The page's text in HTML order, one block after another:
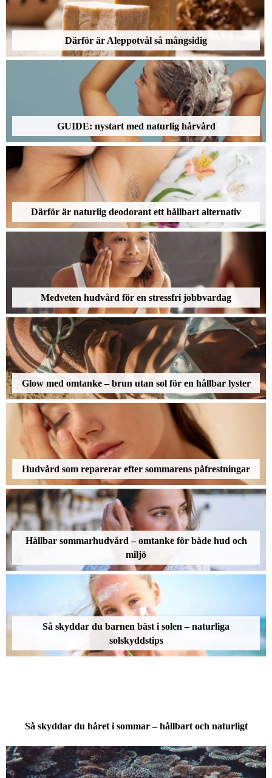
Därför är Aleppotvål så mångsidig
GUIDE: nystart med naturlig hårvård
Därför är naturlig deodorant ett hållbart alternativ
Medveten hudvård för en stressfri jobbvardag
Glow med omtanke – brun utan sol för en hållbar lyster
Hudvård som reparerar efter sommarens påfrestningar
Hållbar sommarhudvård – omtanke för både hud och
miljö
Så skyddar du barnen bäst i solen – naturliga
solskyddstips
Så skyddar du håret i sommar – hållbart och naturligt